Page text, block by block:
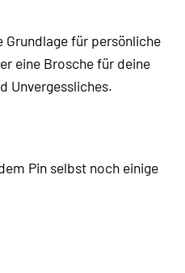
für persönliche
eine Brosche für deine
Unvergessliches.
Pin selbst noch einige